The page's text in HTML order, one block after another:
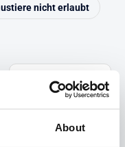
About
nicht erlaubt